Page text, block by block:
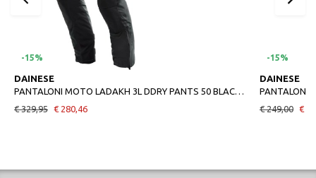
-15%
DAINESE
PANTALONI MOTO LADAKH 3L DDRY PANTS 50 BLACKBLACK
€ 329,95 € 280,46
-15%
DAINESE
€ 249,00 €